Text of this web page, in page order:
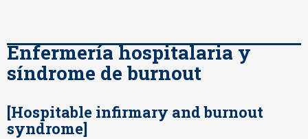
Enfermería hospitalaria y
síndrome de burnout
[Hospitable infirmary and burnout
syndrome]